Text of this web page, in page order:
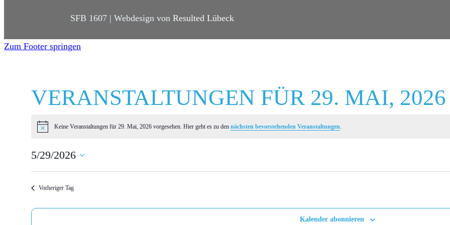
Zum Footer springen
VERANSTALTUNGEN FÜR 29. MAI, 2026
H
w
i
Keine Veranstaltungen für 29. Mai, 2026 vorgesehen. Hier geht es zu den nächsten bevorstehenden Veranstaltungen.
5/29/2026
D
a
u
Vorheriger Tag
Kalender abonnieren
SFB 1607 | Webdesign von Resulted Lübeck